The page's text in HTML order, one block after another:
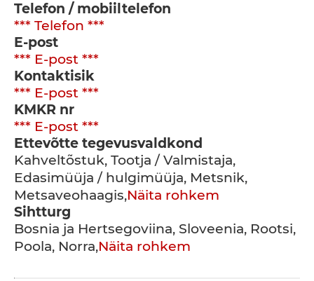
Telefon / mobiiltelefon
*** Telefon ***
E-post
*** E-post ***
Kontaktisik
*** E-post ***
KMKR nr
*** E-post ***
Ettevõtte tegevusvaldkond
Kahveltõstuk, Tootja / Valmistaja,
Edasimüüja / hulgimüüja, Metsnik,
Metsaveohaagis,Näita rohkem
Sihtturg
Bosnia ja Hertsegoviina, Sloveenia, Rootsi,
Poola, Norra,Näita rohkem